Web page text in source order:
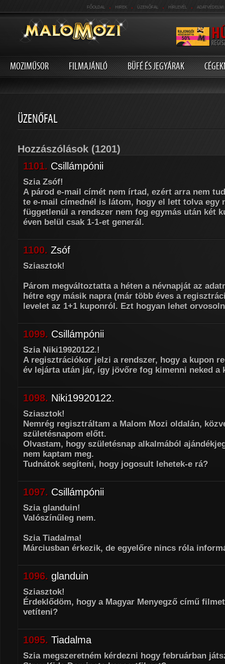
FŐOLDAL . HIREK . ÜZENŐFAL . HÍRLEVÉL . ADATVÉDELMI
MOZIMŰSOR FILMAJÁNLÓ BÜFÉ ÉS JEGYÁRAK
ÜZENŐFAL
Hozzászólások (1201)
1101. Csillámpónii
Szia Zsóf!
A párod e-mail címét nem írtad, ezért arra nem
te e-mail címednél is látom, hogy el lett tolva egy
függetlenül a rendszer nem fog egymás után két
éven belül csak 1-1-et generál.
1100. Zsóf
Sziasztok!
Párom megváltoztatta a héten a névnapját az
hétre egy másik napra (már több éves a
levelet az 1+1 kuponról. Ezt hogyan lehet
1099. Csillámpónii
Szia Niki19920122.!
A regisztrációkor jelzi a rendszer, hogy a kupon
év lejárta után jár, így jövőre fog kimenni neked a
1098. Niki19920122.
Sziasztok!
Nemrég regisztráltam a Malom Mozi oldalán,
születésnapom előtt.
Olvastam, hogy születésnap alkalmából
nem kaptam meg.
Tudnátok segíteni, hogy jogosult lehetek-e rá?
1097. Csillámpónii
Szia glanduin!
Valószínűleg nem.
Szia Tiadalma!
Márciusban érkezik, de egyelőre nincs róla
1096. glanduin
Sziasztok!
Érdeklődöm, hogy a Magyar Menyegző című
vetíteni?
1095. Tiadalma
Szia megszeretném kérdezni hogy februárban